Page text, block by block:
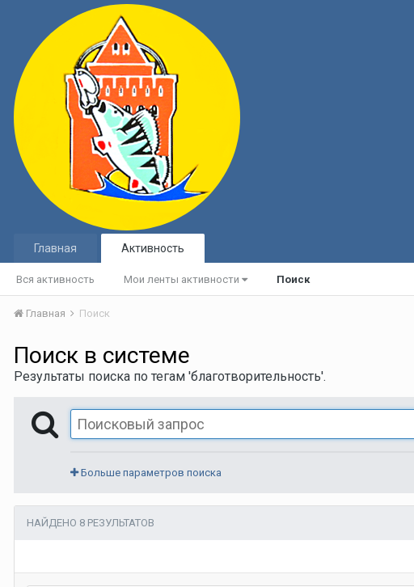
Главная Активность
Вся активность Мои ленты активности Поиск
Главная Поиск
Поиск в системе
Результаты поиска по тегам 'благотворительность'.
Больше параметров поиска
НАЙДЕНО 8 РЕЗУЛЬТАТОВ